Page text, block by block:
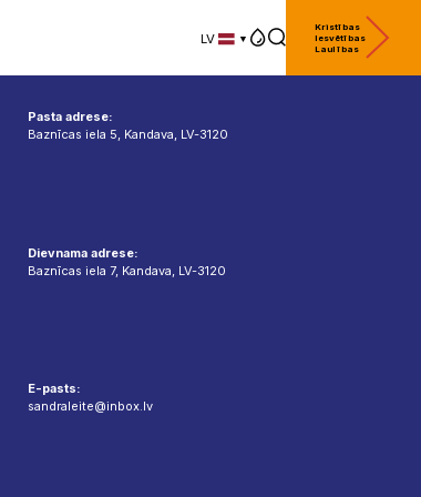
LV
Kristības
Iesvētības
Laulības
Pasta adrese:
Baznīcas iela 5, Kandava, LV-3120
Dievnama adrese:
Baznīcas iela 7, Kandava, LV-3120
E-pasts:
sandraleite@inbox.lv